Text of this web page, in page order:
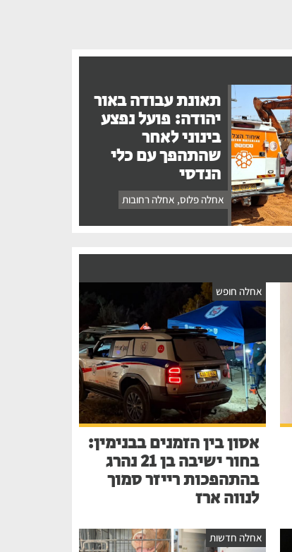
תאונת עבודה באור
יהודה: פועל נפצע
בינוני לאחר
שהתהפך עם כלי
הנדסי
אחלה פלוס, אחלה רחובות
אחלה חופש
אסון בין הזמנים בבנימין:
בחור ישיבה בן 21 נהרג
בהתהפכות רייזר סמוך
לנווה ארז
אחלה חדשות